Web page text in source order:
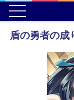
盾の勇者の